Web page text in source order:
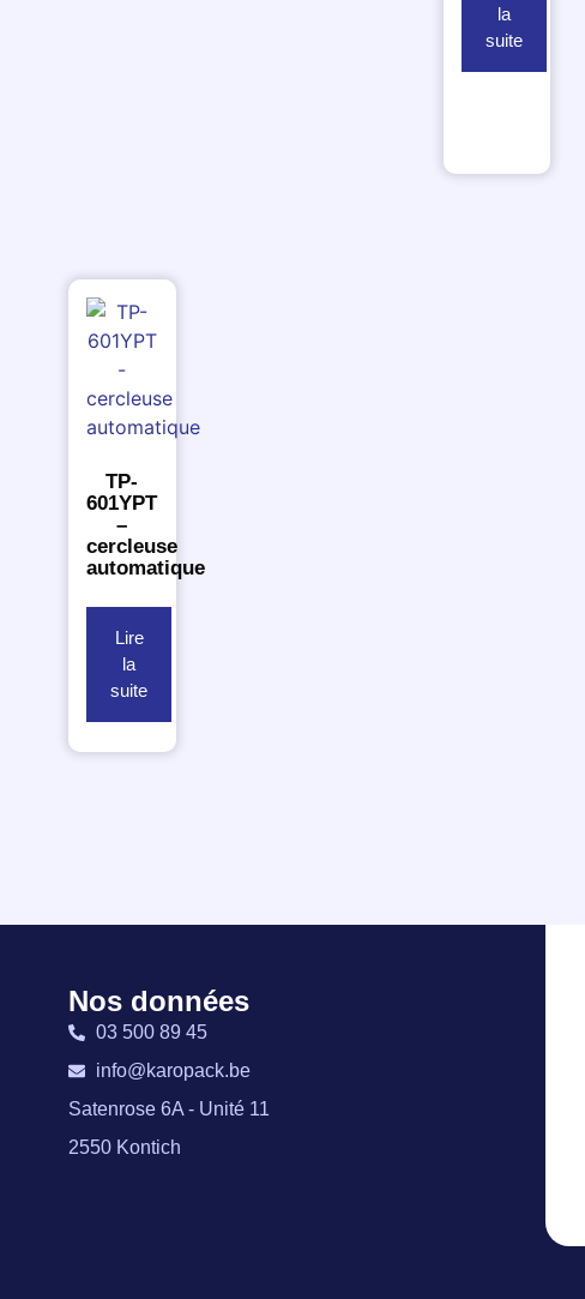
la
suite
TP-
601YPT
–
cercleuse
automatique
Lire
la
suite
Nos données
03 500 89 45
info@karopack.be
Satenrose 6A - Unité 11
2550 Kontich